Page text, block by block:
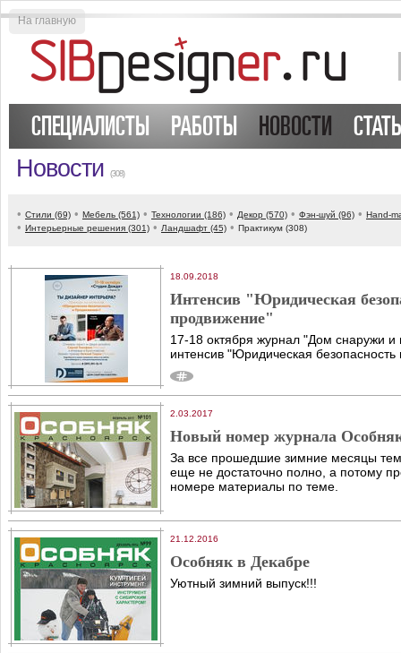
СПЕЦИАЛИСТЫ РАБОТЫ НОВОСТИ
Новости (308)
• Стили (69) • Мебель (561) • Технологии (186) • Декор (570) • Фэн-шуй (96) • Hand-
• Интерьерные решения (301) • Ландшафт (45) • Практикум (308)
18.09.2018
Интенсив "Юридическая
продвижение"
17-18 октября журнал "Дом снаружи и
интенсив "Юридическая
2.03.2017
Новый номер журнала
За все прошедшие зимние месяцы
еще не достаточно полно, а потому
номере материалы по теме.
21.12.2016
Особняк в Декабре
Уютный зимний выпуск!!!
На главную